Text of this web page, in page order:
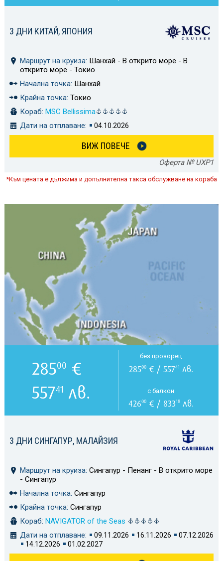
3 ДНИ КИТАЙ, ЯПОНИЯ
Маршрут на круиза: Шанхай - В открито море - В
открито море - Токио
Начална точка: Шанхай
Крайна точка: Токио
Кораб: MSC Bellissima
Дати на отплаване:
04.10.2026
ВИЖ ПОВЕЧЕ
Оферта № UXP1
*Към цената е дължима и допълнителна такса обслужване на кораба
3 ДНИ СИНГАПУР, МАЛАЙЗИЯ
Маршрут на круиза: Сингапур - Пенанг - В открито море
- Сингапур
Начална точка: Сингапур
Крайна точка: Сингапур
Кораб: NAVIGATOR of the Seas
Дати на отплаване:
09.11.2026 16.11.2026
07.12.2026
14.12.2026
01.02.2027
28500 €
55741 лв.
без прозорец
28500€ / 55741 лв.
с балкон
42600€ / 83318лв.